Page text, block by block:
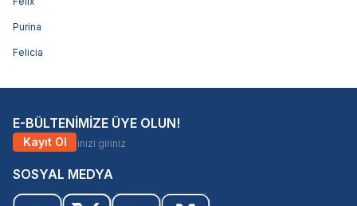
Purina
Felicia
E-BÜLTENİMİZE ÜYE OLUN!
Kayıt Ol
SOSYAL MEDYA